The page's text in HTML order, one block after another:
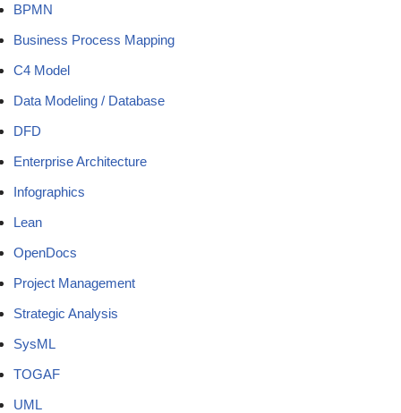
BPMN
Business Process Mapping
C4 Model
Data Modeling / Database
DFD
Enterprise Architecture
Infographics
Lean
OpenDocs
Project Management
Strategic Analysis
SysML
TOGAF
UML